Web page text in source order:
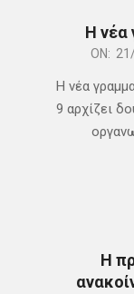
Η νέα
ON:
H νέα
9 αρχίζει
Η